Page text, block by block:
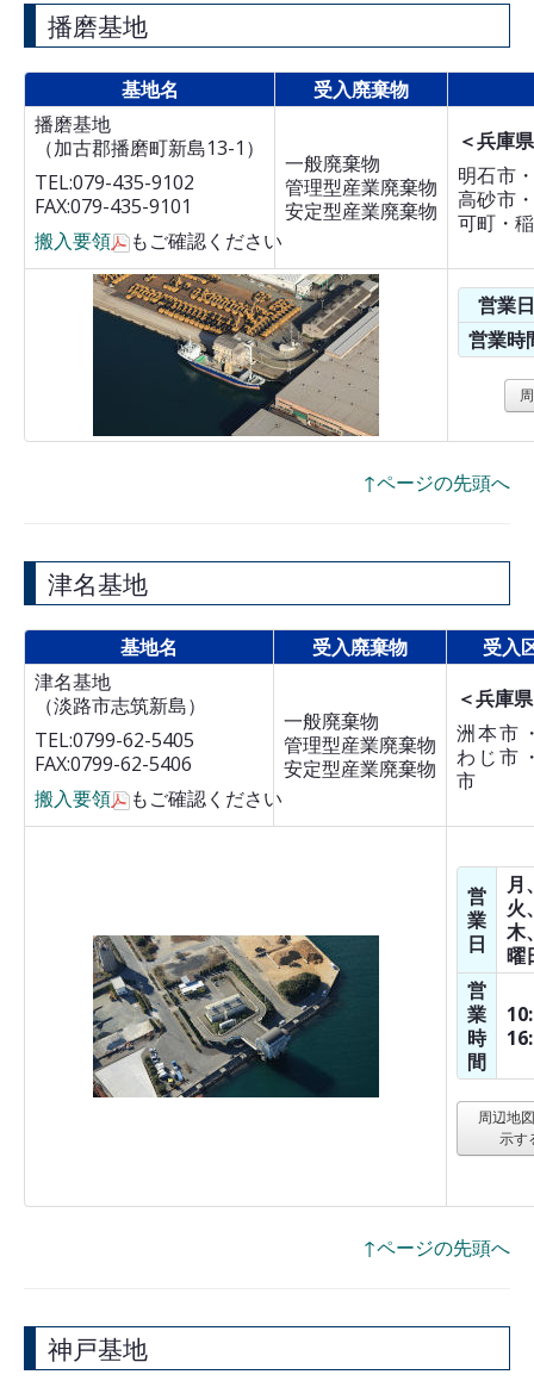
播磨基地
基地名
受入廃棄物
播磨基地
（加古郡播磨町新島13-1）
TEL:079-435-9102
FAX:079-435-9101
搬入要領
もご確認ください
一般廃棄物
管理型産業廃棄物
安定型産業廃棄物
＜兵庫
明石市
高砂市
可町・
営業日
営業時
↑ページの先頭へ
津名基地
基地名 受入廃棄物
受入
津名基地
（淡路市志筑新島）
TEL:0799-62-5405
FAX:0799-62-5406
搬入要領
もご確認ください
一般廃棄物
管理型産業廃棄物
安定型産業廃棄物
＜兵庫
洲本市
わじ市
市
営
業
日
月
火
木
曜
営
業
時
間
周辺地
示す
↑ページの先頭へ
神戸基地